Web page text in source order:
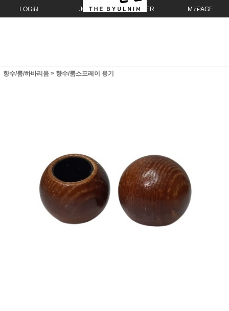
LOGIN JOIN ORDER MYPAGE
향수/룸/하바리움 > 향수/룸스프레이 용기